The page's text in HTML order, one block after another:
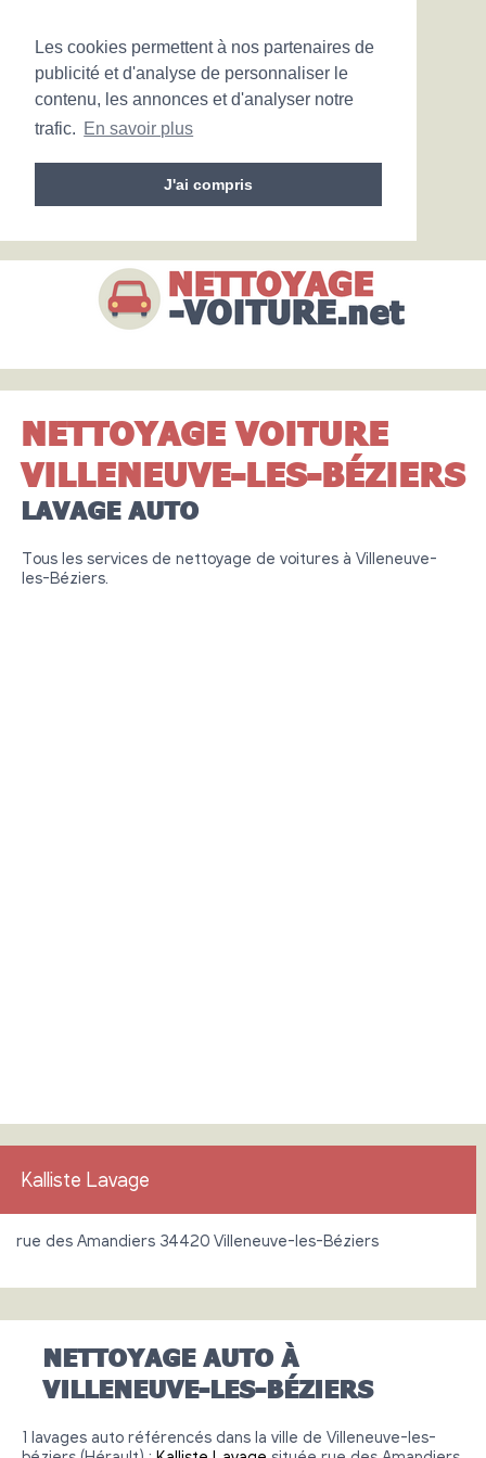
Les cookies permettent à nos partenaires de
publicité et d'analyse de personnaliser le
contenu, les annonces et d'analyser notre
trafic. En savoir plus
J'ai compris
NETTOYAGE VOITURE
VILLENEUVE-LES-BÉZIERS
LAVAGE AUTO
Tous les services de nettoyage de voitures à Villeneuve-
les-Béziers.
Kalliste Lavage
rue des Amandiers 34420 Villeneuve-les-Béziers
NETTOYAGE AUTO À
VILLENEUVE-LES-BÉZIERS
1 lavages auto référencés dans la ville de Villeneuve-les-